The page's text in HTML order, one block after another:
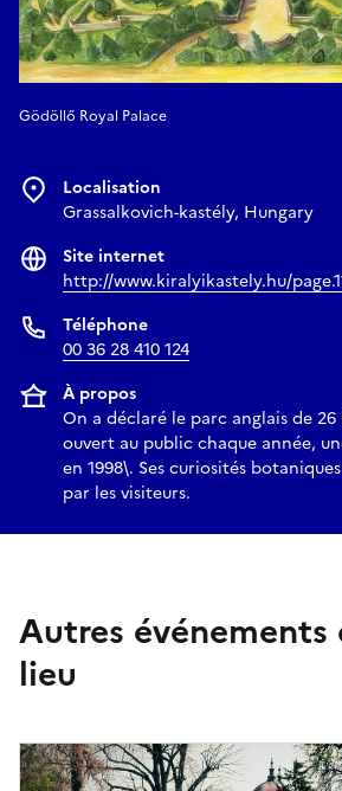
Gödöllő Royal Palace
Localisation
Grassalkovich-kastély, Hungary
Site internet
http://www.kiralyikastely.hu/
Téléphone
00 36 28 410 124
À propos
On a déclaré le parc anglais de
ouvert au public chaque année,
en 1998\. Ses curiosités
par les visiteurs.
Autres événements
lieu